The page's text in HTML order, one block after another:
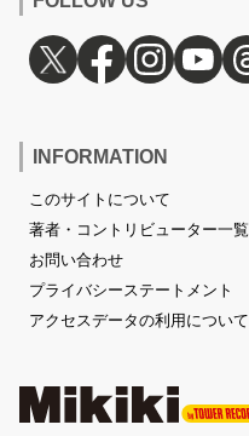
INFORMATION
このサイトについて
著者・コントリビューター一覧
お問い合わせ
プライバシーステートメント
アクセスデータの利用について